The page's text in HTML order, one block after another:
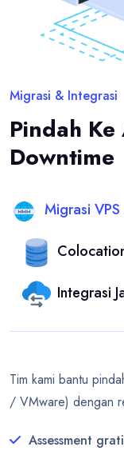
Migrasi & Integrasi
Pindah
Downtime
Migrasi
Integrasi
Tim kami bantu
/ VMware) dengan
Assessment